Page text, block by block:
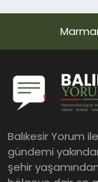
Balıkesir Yorum
gündemi
şehir